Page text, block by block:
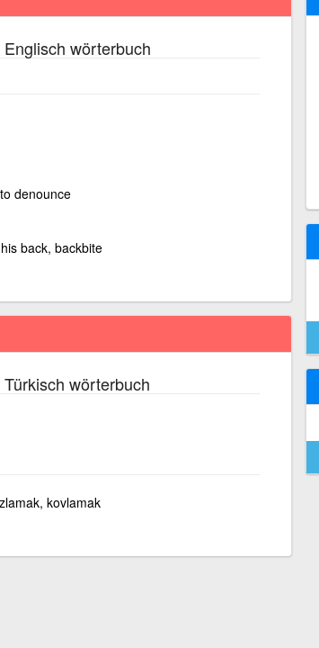
wörterbuch
denounce
back, backbite
wörterbuch
kovlamak